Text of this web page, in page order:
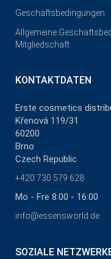
Geschäftsbedingungen
Allgemeine
Mitgliedschaft
KONTAKTDATEN
Erste cosmetics
Křenová 119/31
60200
Brno
Czech Republic
+420 730 579 628
Mo - Fre 8:00 - 16:00
info@essensworld.de
SOZIALE